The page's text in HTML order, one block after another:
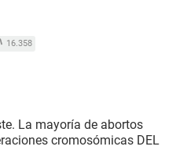
16.358
La mayoría de abortos
cromosómicas DEL